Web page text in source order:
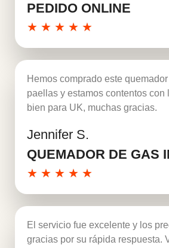
PEDIDO ONLINE
★ ★ ★ ★ ★
Hemos comprado este
paellas y estamos contentos con
bien para UK, muchas gracias.
Jennifer S.
QUEMADOR DE GAS
★ ★ ★ ★ ★
El servicio fue excelente y los
gracias por su rápida respuesta.